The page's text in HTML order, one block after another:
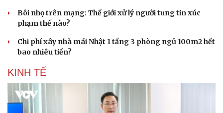
Bôi nhọ trên mạng: Thế giới xử lý người tung tin xúc
phạm thế nào?
Chi phí xây nhà mái Nhật 1 tầng 3 phòng ngủ 100m2 hết
bao nhiêu tiền?
KINH TẾ